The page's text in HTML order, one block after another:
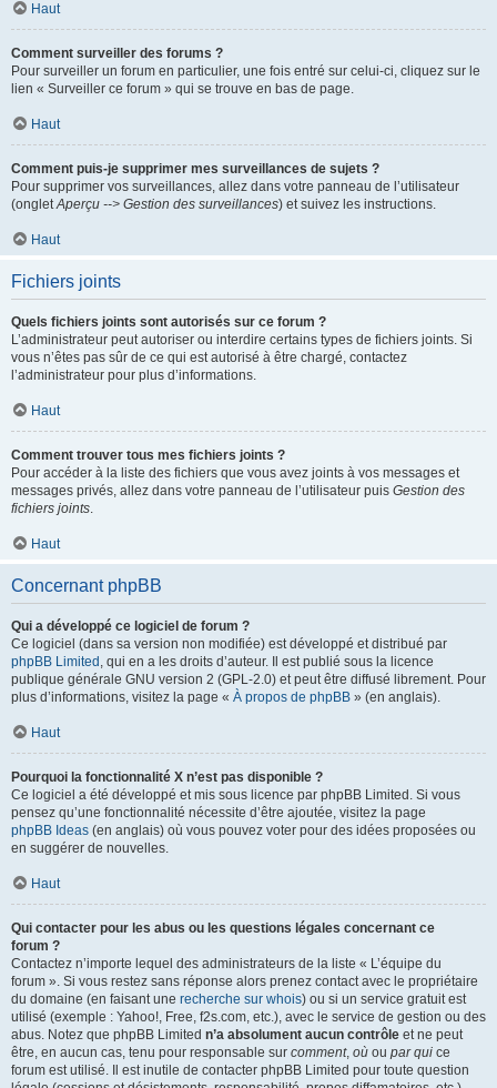
Haut
Comment surveiller des forums ?
Pour surveiller un forum en particulier, une fois entré sur celui-ci, cliquez sur le
lien « Surveiller ce forum » qui se trouve en bas de page.
Haut
Comment puis-je supprimer mes surveillances de sujets ?
Pour supprimer vos surveillances, allez dans votre panneau de l’utilisateur
(ongletAperçu --> Gestion des surveillances) et suivez les instructions.
Haut
Fichiers joints
Quels fichiers joints sont autorisés sur ce forum ?
L’administrateur peut autoriser ou interdire certains types de fichiers joints. Si
vous n’êtes pas sûr de ce qui est autorisé à être chargé, contactez
l’administrateur pour plus d’informations.
Haut
Comment trouver tous mes fichiers joints ?
Pour accéder à la liste des fichiers que vous avez joints à vos messages et
messages privés, allez dans votre panneau de l’utilisateur puis Gestion des
fichiers joints.
Haut
Concernant phpBB
Qui a développé ce logiciel de forum ?
Ce logiciel (dans sa version non modifiée) est développé et distribué par
phpBB Limited , qui en a les droits d’auteur. Il est publié sous la licence
publique générale GNU version 2 (GPL-2.0) et peut être diffusé librement. Pour
plus d’informations, visitez la page « À propos de phpBB » (en anglais).
Haut
Pourquoi la fonctionnalité X n’est pas disponible ?
Ce logiciel a été développé et mis sous licence par phpBB Limited. Si vous
pensez qu’une fonctionnalité nécessite d’être ajoutée, visitez la page
phpBB Ideas (en anglais) où vous pouvez voter pour des idées proposées ou
en suggérer de nouvelles.
Haut
Qui contacter pour les abus ou les questions légales concernant ce
forum ?
Contactez n’importe lequel des administrateurs de la liste « L’équipe du
forum ». Si vous restez sans réponse alors prenez contact avec le propriétaire
du domaine (en faisant une recherche sur whois) ou si un service gratuit est
utilisé (exemple : Yahoo!, Free, f2s.com, etc.), avec le service de gestion ou des
abus. Notez que phpBB Limited n’a absolument aucun contrôle et ne peut
être, en aucun cas, tenu pour responsable sur comment, où ou par qui ce
forum est utilisé. Il est inutile de contacter phpBB Limited pour toute question